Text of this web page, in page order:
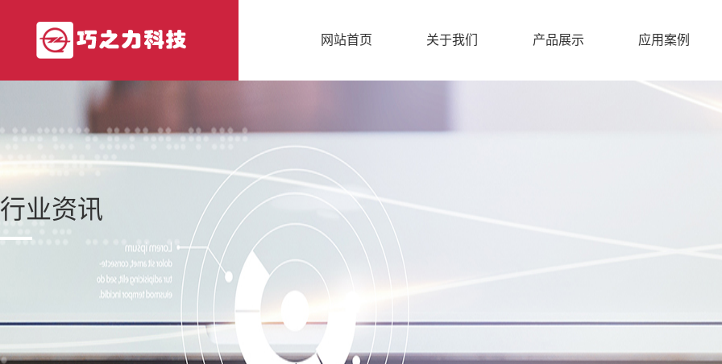
网站首页 关于我们 产品展示 应用案例
行业资讯